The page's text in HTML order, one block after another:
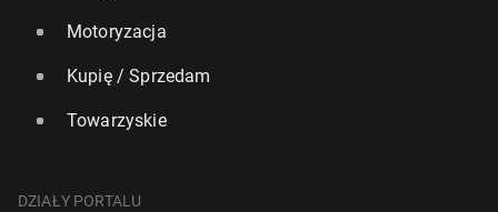
Motoryzacja
Kupię / Sprzedam
Towarzyskie
DZIAŁY PORTALU